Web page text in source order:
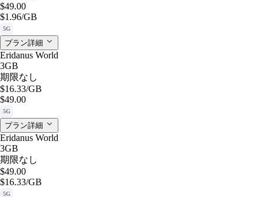
$49.00
$1.96/GB
5G
プラン詳細
Eridanus World
3GB
期限なし
$16.33/GB
$49.00
5G
プラン詳細
Eridanus World
3GB
期限なし
$49.00
$16.33/GB
5G